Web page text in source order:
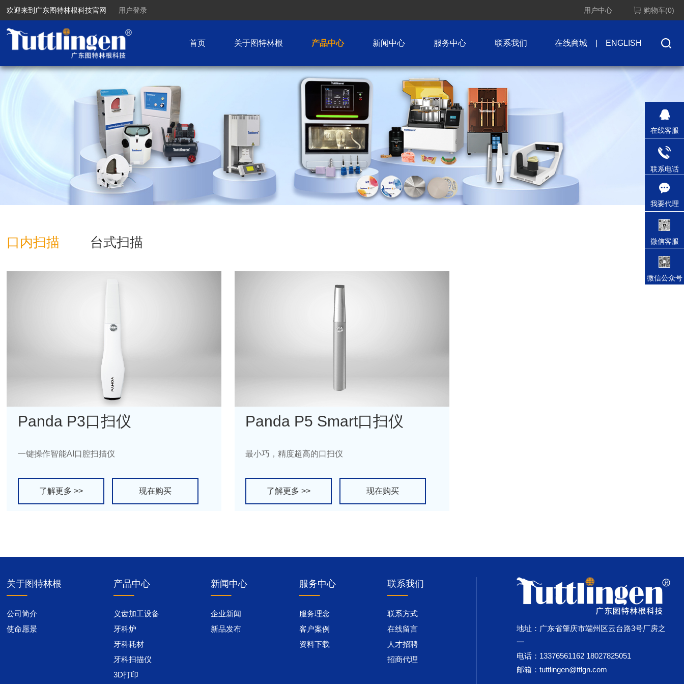
欢迎来到广东图特林根科技官网 用户登录 用户中心 购物车(0)
首页 关于图特林根 产品中心 新闻中心 服务中心 联系我们 在线商城 ENGLISH
口内扫描 台式扫描
Panda P3口扫仪
一键操作智能AI口腔扫描仪
了解更多 >> 现在购买
Panda P5 Smart口扫仪
最小巧，精度超高的口扫仪
了解更多 >> 现在购买
关于图特林根
公司简介
使命愿景
产品中心
义齿加工设备
牙科炉
牙科耗材
牙科扫描仪
3D打印
新闻中心
企业新闻
新品发布
服务中心
服务理念
客户案例
资料下载
联系我们
联系方式
在线留言
人才招聘
招商代理
地址：广东省肇庆市端州区云台路3号厂房之
一
电话：13376561162 18027825051
邮箱：tuttlingen@ttlgn.com
在线客服
联系电话
我要代理
微信客服
微信公众号